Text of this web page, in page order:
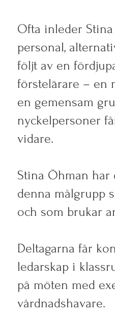
Ofta inleder
personal,
följt av en
förstelärare – en
en gemensam
nyckelpersoner
vidare.
Stina Öhman
denna målgrupp
och som brukar
Deltagarna får
ledarskap i
på möten med
vårdnadshavare.